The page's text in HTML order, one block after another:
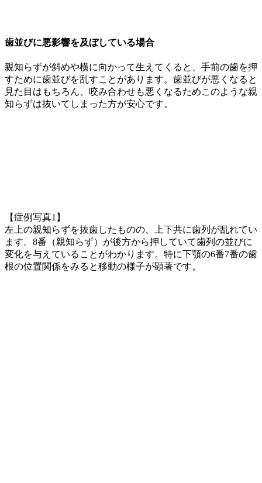
歯並びに悪影響を及ぼしている場合
親知らずが斜めや横に向かって生えてくると、手前の歯を押
すために歯並びを乱すことがあります。歯並びが悪くなると
見た目はもちろん、咬み合わせも悪くなるためこのような親
知らずは抜いてしまった方が安心です。
【症例写真1】
左上の親知らずを抜歯したものの、上下共に歯列が乱れてい
ます。8番（親知らず）が後方から押していて歯列の並びに
変化を与えていることがわかります。特に下顎の6番7番の歯
根の位置関係をみると移動の様子が顕著です。